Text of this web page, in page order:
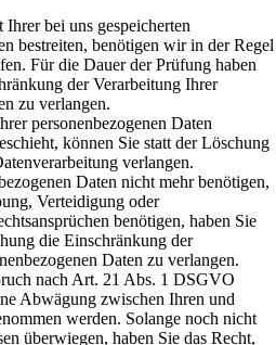
bei uns gespeicherten
bestreiten, benötigen wir in der Regel
Für die Dauer der Prüfung haben
der Verarbeitung Ihrer
zu verlangen.
personenbezogenen Daten
können Sie statt der Löschung
verlangen.
Daten nicht mehr benötigen,
Verteidigung oder
benötigen, haben Sie
die Einschränkung der
Daten zu verlangen.
nach Art. 21 Abs. 1 DSGVO
Abwägung zwischen Ihren und
werden. Solange noch nicht
überwiegen, haben Sie das Recht,